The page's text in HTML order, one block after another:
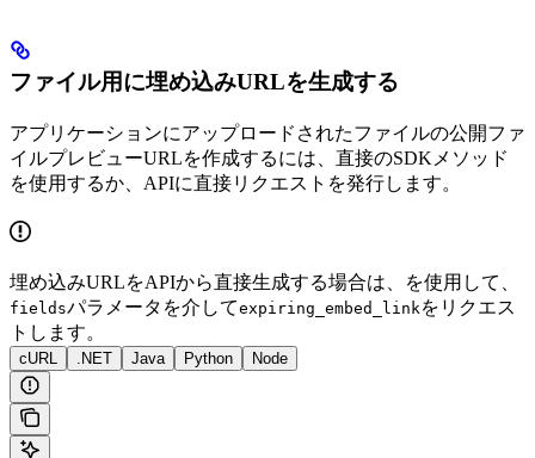
ファイル用に埋め込みURLを生成する
アプリケーションにアップロードされたファイルの公開ファ
イルプレビューURLを作成するには、直接のSDKメソッド
を使用するか、APIに直接リクエストを発行します。
埋め込みURLをAPIから直接生成する場合は、 を使用して、
fieldsパラメータを介してexpiring_embed_link をリクエス
トします。
cURL .NET Java Python Node